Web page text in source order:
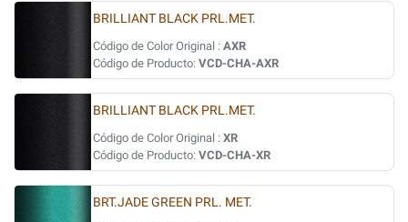
BRILLIANT BLACK PRL.MET.
Código de Color Original : AXR
Código de Producto: VCD-CHA-AXR
BRILLIANT BLACK PRL.MET.
Código de Color Original : XR
Código de Producto: VCD-CHA-XR
BRT.JADE GREEN PRL. MET.